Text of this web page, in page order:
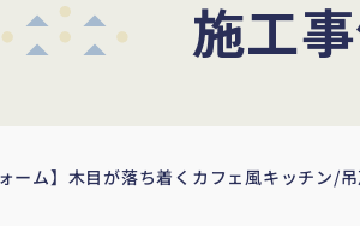
施工
ーム】木目が落ち着くカフェ風キッチン